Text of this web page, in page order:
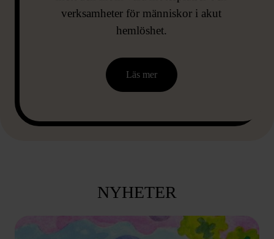
verksamheter för människor i akut
hemlöshet.
Läs mer
NYHETER